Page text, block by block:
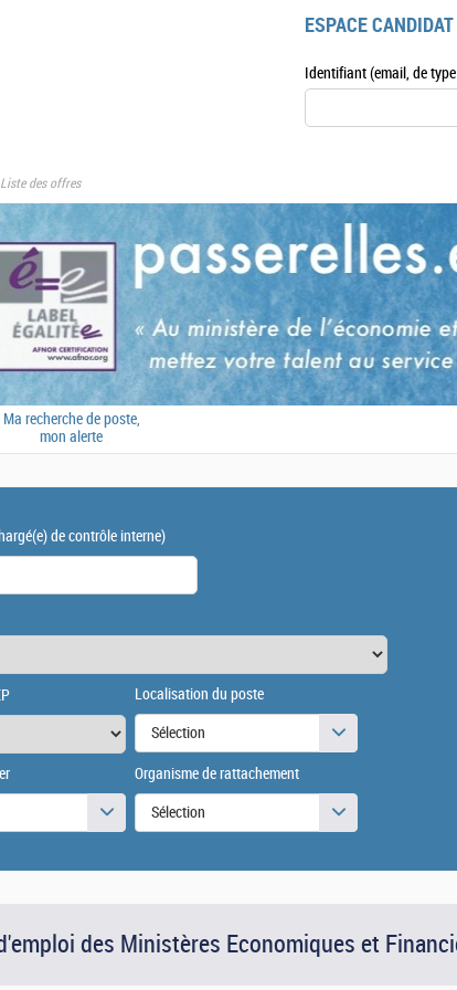
ESPACE CANDIDAT
Liste des offres
Ma recherche de poste,
mon alerte
de contrôle interne)
Localisation du poste
Sélection
Organisme de rattachement
Sélection
des Ministères Economiques et